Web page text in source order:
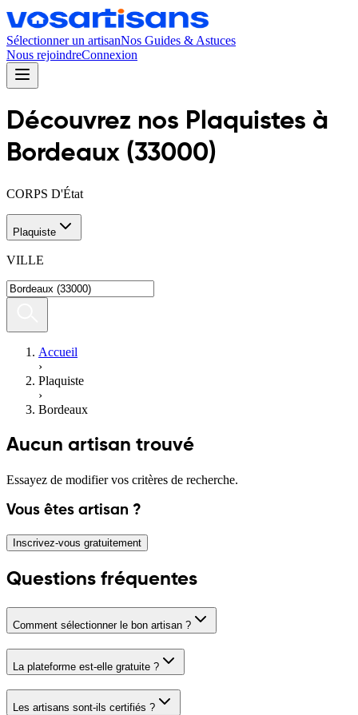
Sélectionner un artisanNos Guides & Astuces
Nous rejoindreConnexion
Découvrez nos Plaquistes à
Bordeaux (33000)
CORPS D'État
Plaquiste
VILLE
Accueil
›
Plaquiste
›
Bordeaux
Aucun artisan trouvé
Essayez de modifier vos critères de recherche.
Vous êtes artisan ?
Inscrivez-vous gratuitement
Questions fréquentes
Comment sélectionner le bon artisan ?
La plateforme est-elle gratuite ?
Les artisans sont-ils certifiés ?